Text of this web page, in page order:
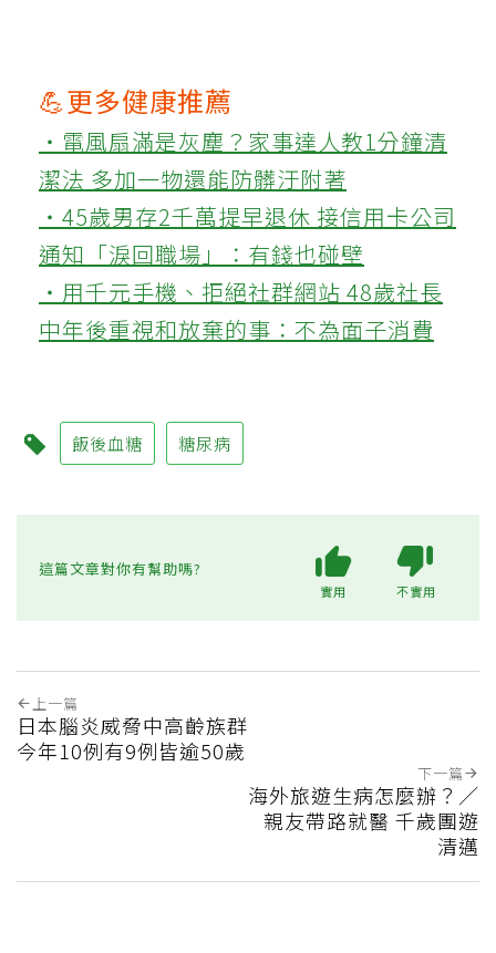
💪更多健康推薦
‧電風扇滿是灰塵？家事達人教1分鐘清
潔法 多加一物還能防髒汙附著
‧45歲男存2千萬提早退休 接信用卡公司
通知「淚回職場」：有錢也碰壁
‧用千元手機、拒絕社群網站 48歲社長
中年後重視和放棄的事：不為面子消費
飯後血糖 糖尿病
這篇文章對你有幫助嗎?
實用 不實用
上一篇
日本腦炎威脅中高齡族群
今年10例有9例皆逾50歲
下一篇
海外旅遊生病怎麼辦？／
親友帶路就醫 千歲團遊
清邁